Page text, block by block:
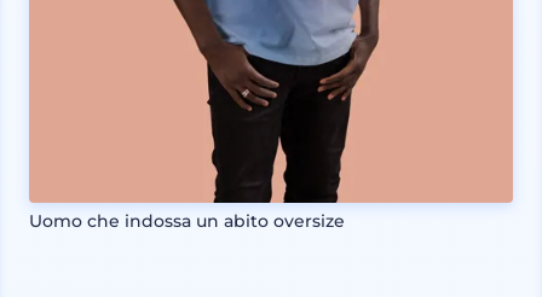
Uomo che indossa un abito oversize